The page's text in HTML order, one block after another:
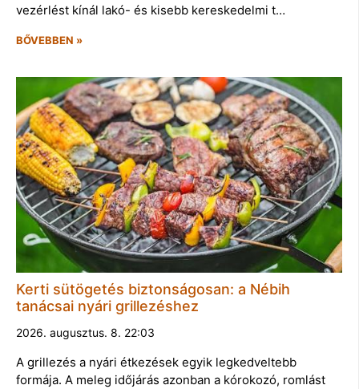
vezérlést kínál lakó- és kisebb kereskedelmi t…
BŐVEBBEN »
Kerti sütögetés biztonságosan: a Nébih
tanácsai nyári grillezéshez
2026. augusztus. 8. 22:03
A grillezés a nyári étkezések egyik legkedveltebb
formája. A meleg időjárás azonban a kórokozó, romlást